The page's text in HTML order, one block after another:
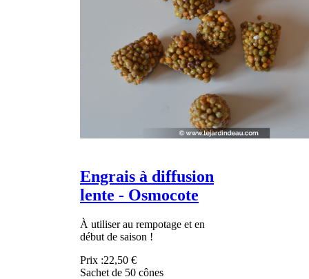
Engrais à diffusion
lente - Osmocote
À utiliser au rempotage et en
début de saison !
Prix :22,50 €
Sachet de 50 cônes